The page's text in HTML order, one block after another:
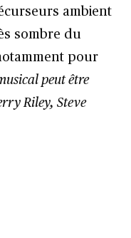
ambient
sombre du
pour
peut être
Riley, Steve